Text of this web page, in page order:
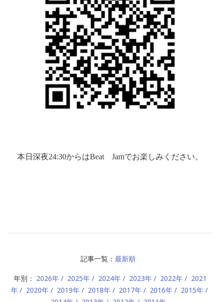
本日深夜24:30からはBeat Jamでお楽しみください。
記事一覧： 最新順
年別： 2026年 2025年 2024年 2023年 2022年
2021
年
2020年 2019年 2018年 2017年 2016年
2015年